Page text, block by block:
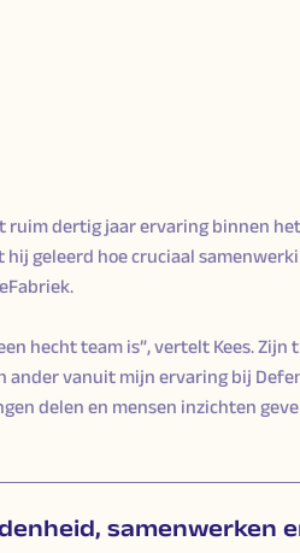
ruim dertig jaar ervaring binnen
geleerd hoe cruciaal
hecht team is”, vertelt Kees.
ander vanuit mijn ervaring bij
delen en mensen inzichten
samenwerken